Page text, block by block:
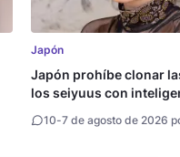
Japón
Japón prohíbe clonar
los seiyuus con
10-7 de agosto de 2026